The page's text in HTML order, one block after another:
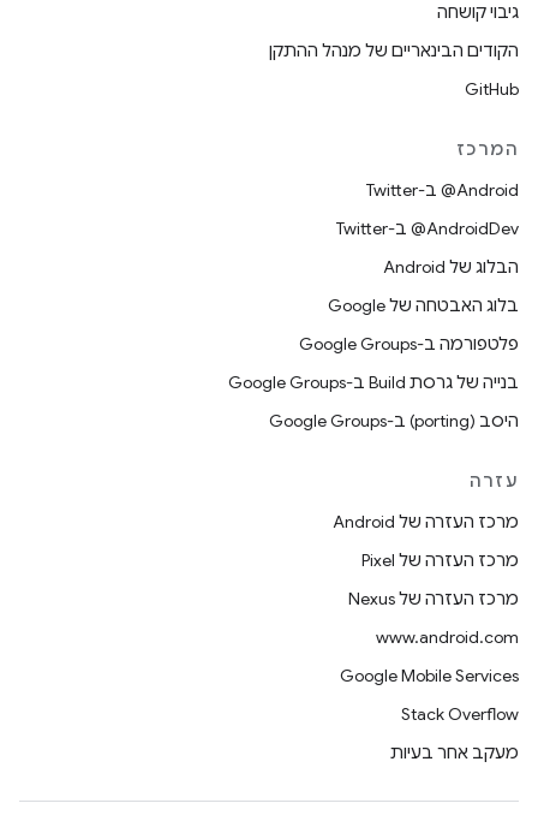
גיבוי קושחה
הקודים הבינאריים של מנהל ההתקן
GitHub
המרכז
‎@Android ב-Twitter
‎@AndroidDev ב-Twitter
הבלוג של Android
בלוג האבטחה של Google
פלטפורמה ב-Google Groups
בנייה של גרסת Build ב-Google Groups
היסב (porting) ב-Google Groups
עזרה
מרכז העזרה של Android
מרכז העזרה של Pixel
מרכז העזרה של Nexus
www.android.com
Google Mobile Services
Stack Overflow
מעקב אחר בעיות